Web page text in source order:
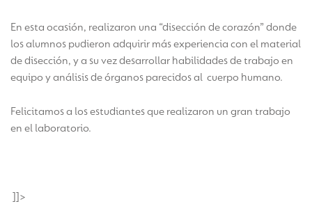
En esta ocasión, realizaron una “disección de corazón” donde
los alumnos pudieron adquirir más experiencia con el material
de disección, y a su vez desarrollar habilidades de trabajo en
equipo y análisis de órganos parecidos al cuerpo humano.
Felicitamos a los estudiantes que realizaron un gran trabajo
en el laboratorio.
]]>